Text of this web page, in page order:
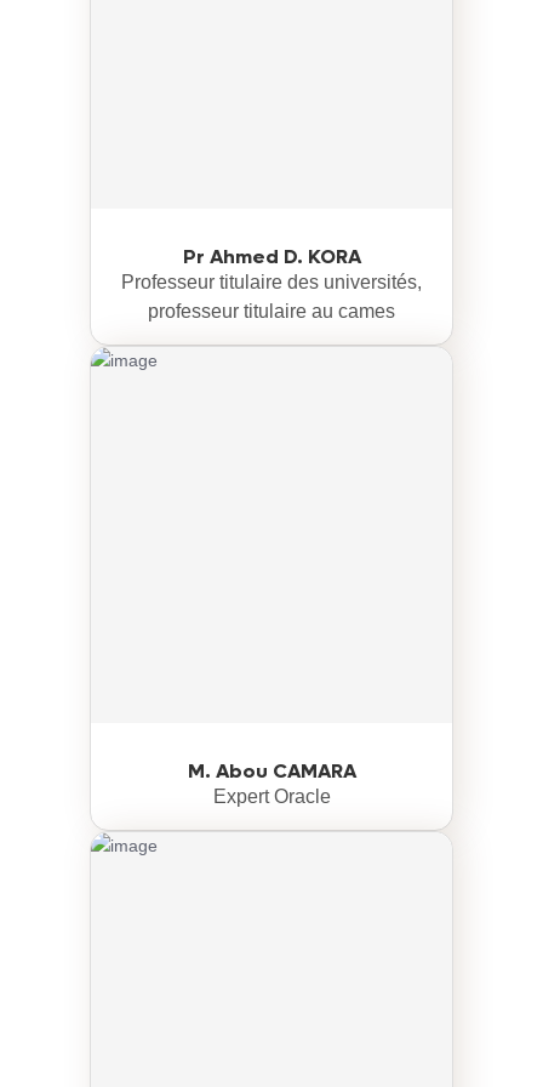
Pr Ahmed D. KORA
Professeur titulaire des universités,
professeur titulaire au cames
M. Abou CAMARA
Expert Oracle